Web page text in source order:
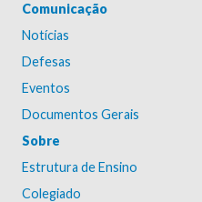
Comunicação
Notícias
Defesas
Eventos
Documentos Gerais
Sobre
Estrutura de Ensino
Colegiado